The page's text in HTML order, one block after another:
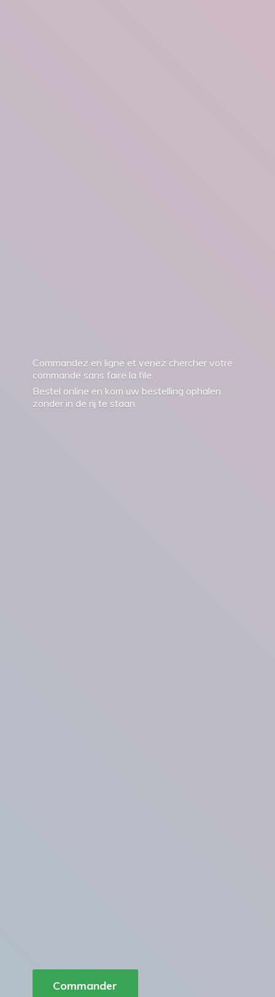
Commandez en ligne et venez chercher votre
commande sans faire la file.
Bestel online en kom uw bestelling ophalen
zonder in de rij te staan.
Commander